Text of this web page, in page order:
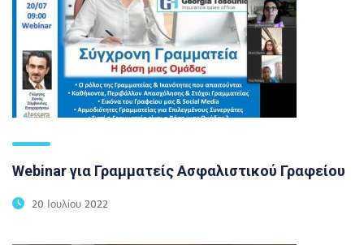
Webinar για Γραμματείς Ασφαλιστικού Γραφείου
20 Ιουλίου 2022